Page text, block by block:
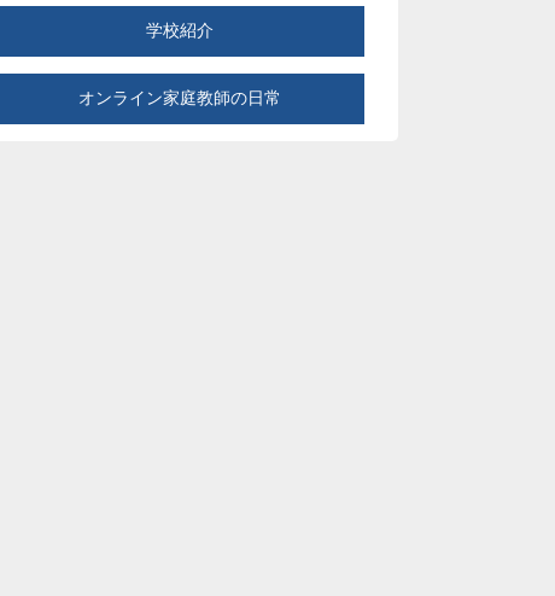
学校紹介
オンライン家庭教師の日常